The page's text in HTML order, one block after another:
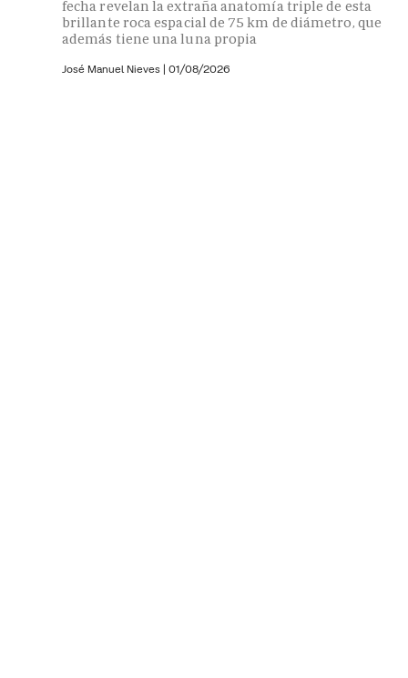
fecha revelan la extraña anatomía triple de esta
brillante roca espacial de 75 km de diámetro, que
además tiene una luna propia
José Manuel Nieves | 01/08/2026